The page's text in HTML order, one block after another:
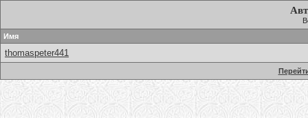
Имя
thomaspeter441